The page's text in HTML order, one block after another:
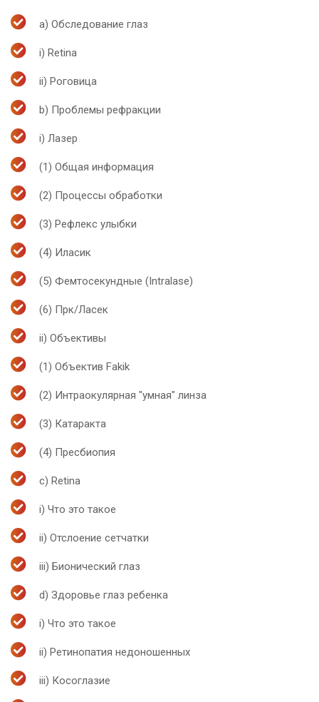
a) Обследование глаз
i) Retina
ii) Роговица
b) Проблемы рефракции
i) Лазер
(1) Общая информация
(2) Процессы обработки
(3) Рефлекс улыбки
(4) Иласик
(5) Фемтосекундные (Intralase)
(6) Прк/Ласек
ii) Объективы
(1) Объектив Fakik
(2) Интраокулярная "умная" линза
(3) Катаракта
(4) Пресбиопия
c) Retina
i) Что это такое
ii) Отслоение сетчатки
iii) Бионический глаз
d) Здоровье глаз ребенка
i) Что это такое
ii) Ретинопатия недоношенных
iii) Косоглазие